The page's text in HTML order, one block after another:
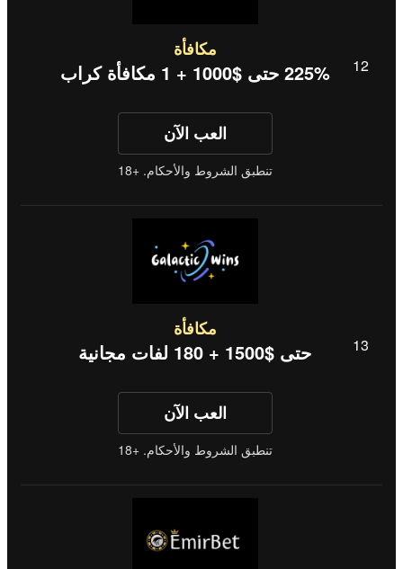
مكافأة
225% حتى $1000 + 1 مكافأة كراب
العب الآن
تنطبق الشروط والأحكام. +18
مكافأة
حتى $1500 + 180 لفات مجانية
العب الآن
تنطبق الشروط والأحكام. +18